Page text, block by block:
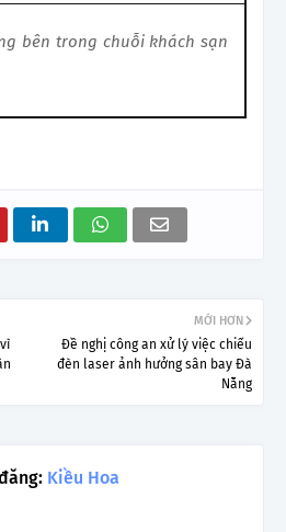
bên trong chuỗi khách sạn
MỚI HƠN
Đề nghị công an xử lý việc chiếu
đèn laser ảnh hưởng sân bay Đà
Nẵng
Kiều Hoa